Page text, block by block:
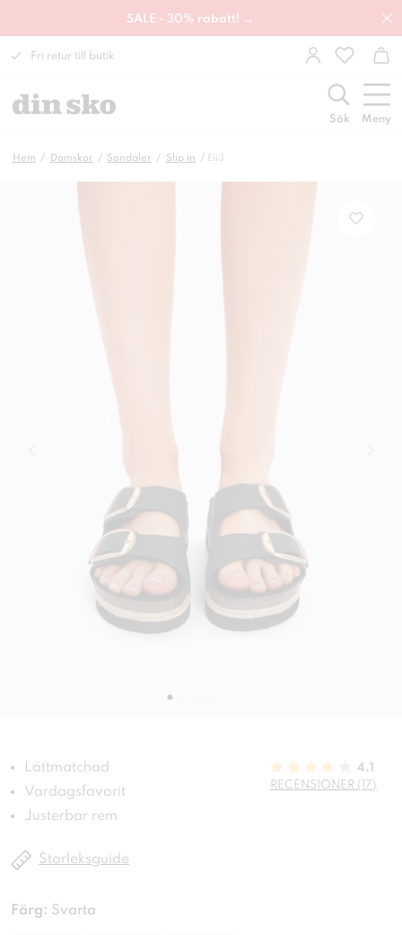
SALE - 30% rabatt! →
Fri retur till butik
Sök Meny
Hem Damskor Sandaler Slip in Eli3
Lättmatchad
Vardagsfavorit
Justerbar rem
4.1
RECENSIONER (17)
Storleksguide
Färg: Svarta